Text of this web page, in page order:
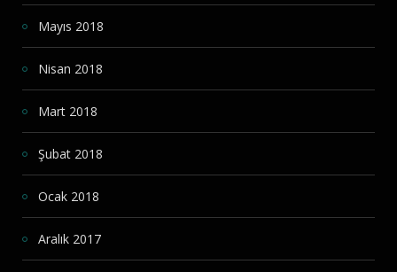
Mayıs 2018
Nisan 2018
Mart 2018
Şubat 2018
Ocak 2018
Aralık 2017